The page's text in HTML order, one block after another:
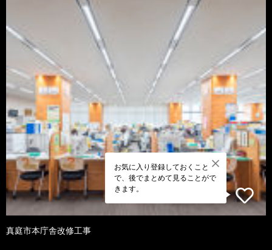
お気に入り登録しておくこと
で、後でまとめて見ることがで
きます。
真庭市本庁舎改修工事